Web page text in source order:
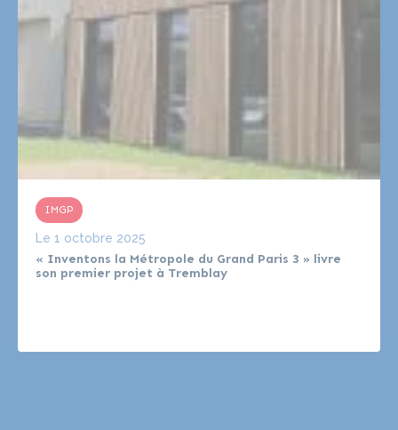
« Inventons la Métropole du Grand Paris 3 » livre
son premier projet à Tremblay
Le 1 octobre 2025
IMGP